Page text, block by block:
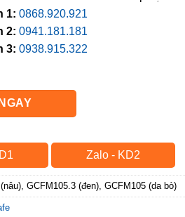
1: 0868.920.921
2: 0941.181.181
3: 0938.915.322
Zalo - KD2
GCFM105.3 (đen), GCFM105 (da bò)